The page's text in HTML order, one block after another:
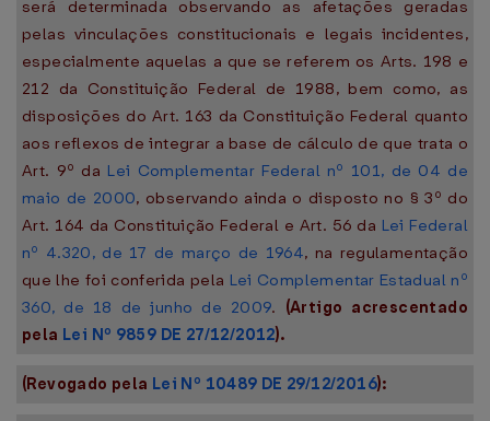
será determinada observando as afetações geradas
pelas vinculações constitucionais e legais incidentes,
especialmente aquelas a que se referem os Arts. 198 e
212 da Constituição Federal de 1988, bem como, as
disposições do Art. 163 da Constituição Federal quanto
aos reflexos de integrar a base de cálculo de que trata o
Art. 9º da Lei Complementar Federal nº 101, de 04 de
maio de 2000, observando ainda o disposto no § 3º do
Art. 164 da Constituição Federal e Art. 56 da Lei Federal
nº 4.320, de 17 de março de 1964, na regulamentação
que lhe foi conferida pela Lei Complementar Estadual nº
360, de 18 de junho de 2009. (Artigo acrescentado
pela Lei Nº 9859 DE 27/12/2012).
(Revogado pela Lei Nº 10489 DE 29/12/2016):